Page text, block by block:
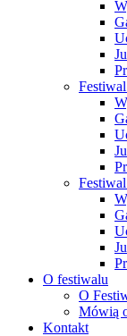
O festiwalu
O
Mówią
Kontakt